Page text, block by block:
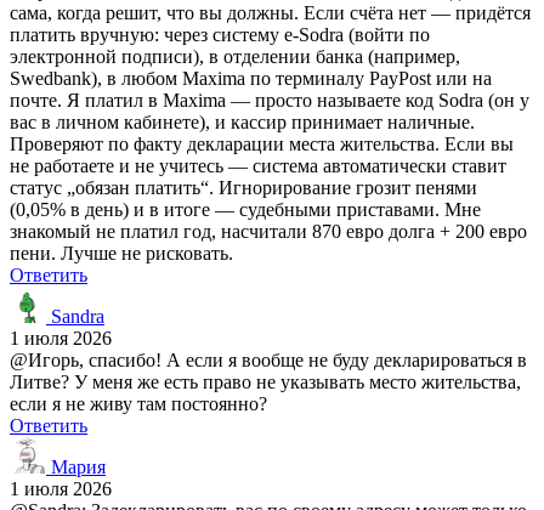
сама, когда решит, что вы должны. Если счёта нет — придётся
платить вручную: через систему e-Sodra (войти по
электронной подписи), в отделении банка (например,
Swedbank), в любом Maxima по терминалу PayPost или на
почте. Я платил в Maxima — просто называете код Sodra (он у
вас в личном кабинете), и кассир принимает наличные.
Проверяют по факту декларации места жительства. Если вы
не работаете и не учитесь — система автоматически ставит
статус „обязан платить“. Игнорирование грозит пенями
(0,05% в день) и в итоге — судебными приставами. Мне
знакомый не платил год, насчитали 870 евро долга + 200 евро
пени. Лучше не рисковать.
Ответить
Sandra
1 июля 2026
@Игорь, спасибо! А если я вообще не буду декларироваться в
Литве? У меня же есть право не указывать место жительства,
если я не живу там постоянно?
Ответить
Мария
1 июля 2026